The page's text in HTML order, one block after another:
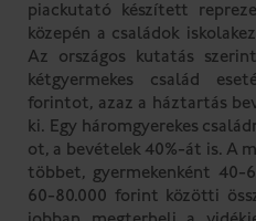
piackutató készített
közepén a családok
Az országos kutatás
kétgyermekes család
forintot, azaz a háztartás
ki. Egy háromgyerekes
ot, a bevételek 40%-át is. A
többet, gyermekenként 40-
60-80.000 forint közötti